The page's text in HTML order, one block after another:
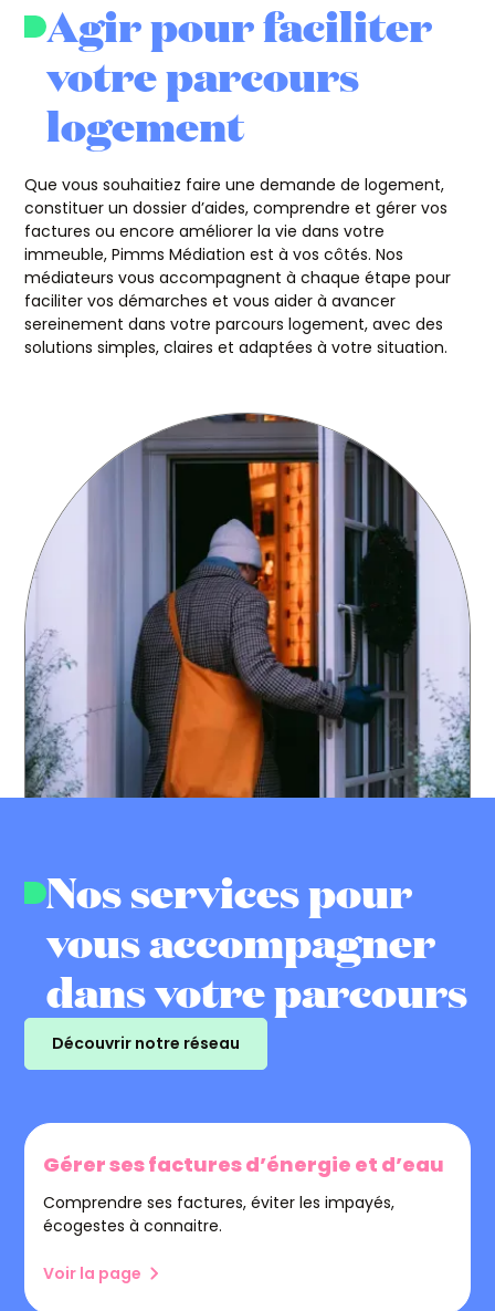
Agir pour faciliter
votre parcours
logement
Que vous souhaitiez faire une demande de logement,
constituer un dossier d’aides, comprendre et gérer vos
factures ou encore améliorer la vie dans votre
immeuble, Pimms Médiation est à vos côtés. Nos
médiateurs vous accompagnent à chaque étape pour
faciliter vos démarches et vous aider à avancer
sereinement dans votre parcours logement, avec des
solutions simples, claires et adaptées à votre situation.
Nos services pour
vous accompagner
dans votre parcours
Découvrir notre réseau
Gérer ses factures d’énergie et d’eau
Comprendre ses factures, éviter les impayés,
écogestes à connaitre.
Voir la page